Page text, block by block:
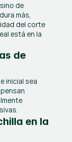
de
más,
del corte
está en la
de
inicial sea
en la